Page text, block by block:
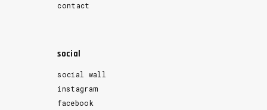
contact
social
social wall
instagram
facebook